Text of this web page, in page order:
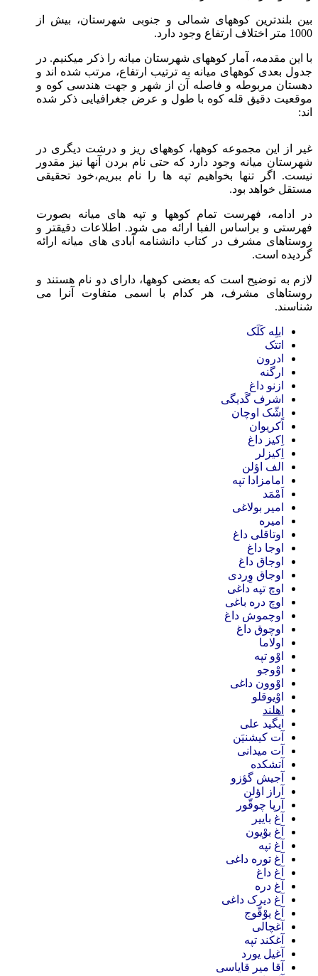
بلندترین کوههای شمالی و جنوبی شهرستان، بیش از
مقدمه، آمار کوههای شهرستان میانه را ذکر میکنیم. در
بعدی کوههای میانه به ترتیب ارتفاع، مرتب شده اند و
مربوطه و فاصله آن از شهر و جهت هندسی کوه و
دقیق قله کوه با طول و عرض جغرافیایی ذکر شده
از این مجموعه کوهها، کوههای ریز و درشت دیگری در
میانه وجود دارد که حتی نام بردن آنها نیز مقدور
اگر تنها بخواهیم تپه ها را نام ببریم،خود تحقیقی
خواهد بود.
فهرست تمام کوهها و تپه های میانه بصورت
و براساس الفبا ارائه می شود. اطلاعات دقیقتر و
مشرف در کتاب دانشنامه آبادی های میانه ارائه
است.
به توضیح است که بعضی کوهها، دارای دو نام هستند و
مشرف، هر کدام با اسمی متفاوت آنرا می
ابلِه کَلَک
اتتک
ادرون
ارگنه
ازنو داغ
اشرف گَدیگی
اِشّک اوچان
اَکریوان
اِکیز داغ
اِکیزلر
الف اؤلن
امامزادا تپه
اَمْمَد
امیر بولاغی
امیره
اوتاقلی داغ
اوجا داغ
اوجاق داغ
اوجاق وِردی
اوچ تپه داغی
اوچ دره باغی
اوچموش داغ
اوچوق داغ
اولاما
اوْو تپه
اوْوجو
اوْوون داغی
اوْیوقلو
اهلند
ایگید علی
آت کیشنیَن
آت میدانی
آتشکده
آجیش گؤزو
آراز اؤلن
آرپا چوقّور
آغ باییر
آغ بوْیون
آغ تپه
آغ توره داغی
آغ داغ
آغ دره
آغ دیرک داغی
آغ یوْقّوج
آغچالی
آغکند تپه
آغیل یورد
آقا میر قایاسی